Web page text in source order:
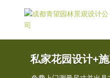
私家花园设计+